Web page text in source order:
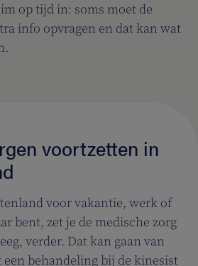
op tijd in: soms moet de
info opvragen en dat kan wat
voortzetten in
voor vakantie, werk of
bent, zet je de medische zorg
verder. Dat kan gaan van
behandeling bij de kinesist